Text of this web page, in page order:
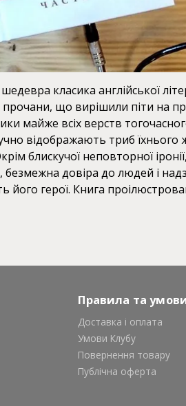
класика англійської
що вирішили піти на
майже всіх верств
відображають триб
блискучої неповторної
безмежна довіра до людей і
його герої. Книга
Правила та
Доставка і оплата
Умови Клубу
Повернення товару
Публічна оферта